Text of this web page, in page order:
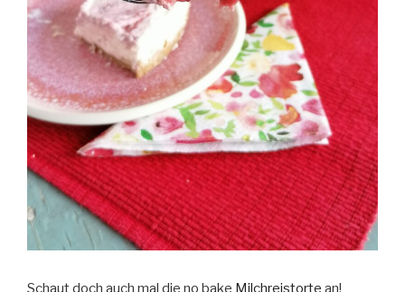
Schaut doch auch mal die no bake Milchreistorte an!